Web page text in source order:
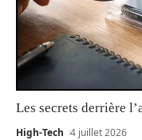
Les secrets derrière
High-Tech 4 juillet 2026